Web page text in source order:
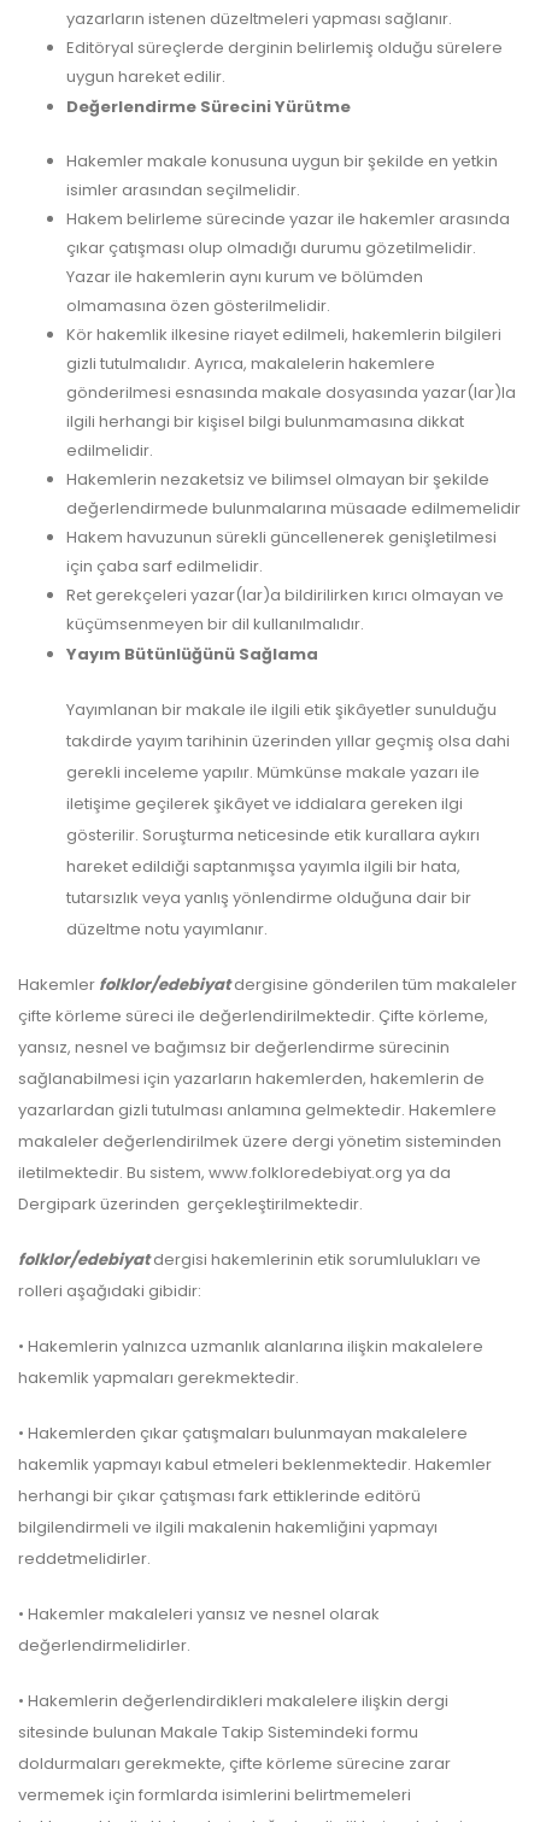
yazarların istenen düzeltmeleri yapması sağlanır.
Editöryal süreçlerde derginin belirlemiş olduğu sürelere
uygun hareket edilir.
Değerlendirme Sürecini Yürütme
Hakemler makale konusuna uygun bir şekilde en yetkin
isimler arasından seçilmelidir.
Hakem belirleme sürecinde yazar ile hakemler arasında
çıkar çatışması olup olmadığı durumu gözetilmelidir.
Yazar ile hakemlerin aynı kurum ve bölümden
olmamasına özen gösterilmelidir.
Kör hakemlik ilkesine riayet edilmeli, hakemlerin bilgileri
gizli tutulmalıdır. Ayrıca, makalelerin hakemlere
gönderilmesi esnasında makale dosyasında yazar(lar)la
ilgili herhangi bir kişisel bilgi bulunmamasına dikkat
edilmelidir.
Hakemlerin nezaketsiz ve bilimsel olmayan bir şekilde
değerlendirmede bulunmalarına müsaade edilmemelidir
Hakem havuzunun sürekli güncellenerek genişletilmesi
için çaba sarf edilmelidir.
Ret gerekçeleri yazar(lar)a bildirilirken kırıcı olmayan ve
küçümsenmeyen bir dil kullanılmalıdır.
Yayım Bütünlüğünü Sağlama
Yayımlanan bir makale ile ilgili etik şikâyetler sunulduğu
takdirde yayım tarihinin üzerinden yıllar geçmiş olsa dahi
gerekli inceleme yapılır. Mümkünse makale yazarı ile
iletişime geçilerek şikâyet ve iddialara gereken ilgi
gösterilir. Soruşturma neticesinde etik kurallara aykırı
hareket edildiği saptanmışsa yayımla ilgili bir hata,
tutarsızlık veya yanlış yönlendirme olduğuna dair bir
düzeltme notu yayımlanır.
Hakemler folklor/edebiyatdergisine gönderilen tüm makaleler
çifte körleme süreci ile değerlendirilmektedir. Çifte körleme,
yansız, nesnel ve bağımsız bir değerlendirme sürecinin
sağlanabilmesi için yazarların hakemlerden, hakemlerin de
yazarlardan gizli tutulması anlamına gelmektedir. Hakemlere
makaleler değerlendirilmek üzere dergi yönetim sisteminden
iletilmektedir. Bu sistem, www.folkloredebiyat.org ya da
Dergipark üzerinden gerçekleştirilmektedir.
folklor/edebiyatdergisi hakemlerinin etik sorumlulukları ve
rolleri aşağıdaki gibidir:
• Hakemlerin yalnızca uzmanlık alanlarına ilişkin makalelere
hakemlik yapmaları gerekmektedir.
• Hakemlerden çıkar çatışmaları bulunmayan makalelere
hakemlik yapmayı kabul etmeleri beklenmektedir. Hakemler
herhangi bir çıkar çatışması fark ettiklerinde editörü
bilgilendirmeli ve ilgili makalenin hakemliğini yapmayı
reddetmelidirler.
• Hakemler makaleleri yansız ve nesnel olarak
değerlendirmelidirler.
• Hakemlerin değerlendirdikleri makalelere ilişkin dergi
sitesinde bulunan Makale Takip Sistemindeki formu
doldurmaları gerekmekte, çifte körleme sürecine zarar
vermemek için formlarda isimlerini belirtmemeleri